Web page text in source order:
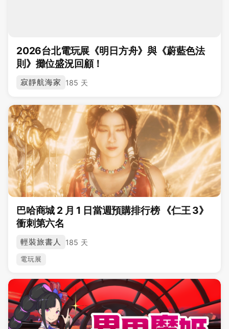
2026台北電玩展《明日方舟》與《蔚藍色法
則》攤位盛況回顧！
寂靜航海家 185 天
巴哈商城 2 月 1 日當週預購排行榜 《仁王 3》
衝刺第六名
輕裝旅書人 185 天
電玩展